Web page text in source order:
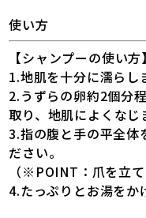
使い方
【シャンプーの使い方】
1.地肌を十分に濡らし
2.うずらの卵約2個分
取り、地肌によくなじ
3.指の腹と手の平全体
ださい。
（※POINT：爪を立
4.たっぷりとお湯をか